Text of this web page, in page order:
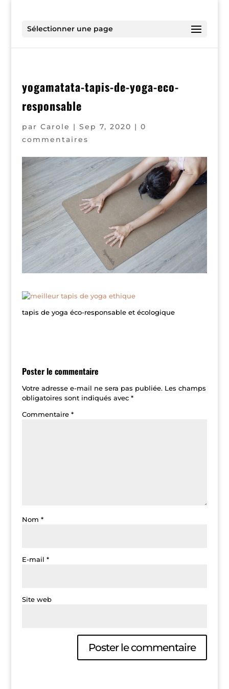
Sélectionner une page
yogamatata-tapis-de-yoga-eco-
responsable
par Carole | Sep 7, 2020 | 0
commentaires
tapis de yoga éco-responsable et écologique
Poster le commentaire
Votre adresse e-mail ne sera pas publiée. Les champs
obligatoires sont indiqués avec *
Commentaire *
Nom *
E-mail *
Site web